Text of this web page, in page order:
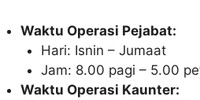
Waktu Operasi Pejabat:
Hari: Isnin – Jumaat
Jam: 8.00 pagi – 5.00
Waktu Operasi Kaunter: